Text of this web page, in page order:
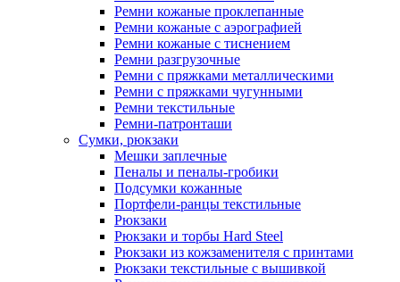
Ремни кожаные проклепанные
Ремни кожаные с аэрографией
Ремни кожаные с тиснением
Ремни разгрузочные
Ремни с пряжками металлическими
Ремни с пряжками чугунными
Ремни текстильные
Ремни-патронташи
Сумки, рюкзаки
Мешки заплечные
Пеналы и пеналы-гробики
Подсумки кожанные
Портфели-ранцы текстильные
Рюкзаки
Рюкзаки и торбы Hard Steel
Рюкзаки из кожзаменителя с принтами
Рюкзаки текстильные с вышивкой